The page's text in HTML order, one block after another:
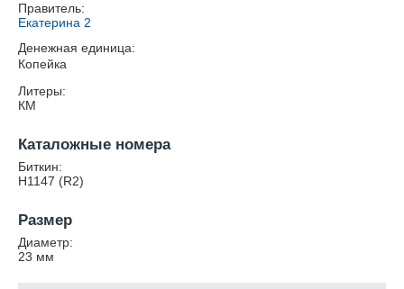
Правитель:
Екатерина 2
Денежная единица:
Копейка
Литеры:
КМ
Каталожные номера
Биткин:
Н1147 (R2)
Размер
Диаметр:
23 мм